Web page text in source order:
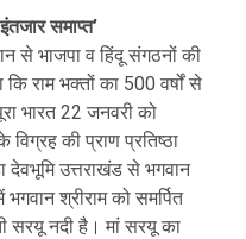
समाप्त’
से भाजपा व हिंदू संगठनों की
राम भक्तों का 500 वर्षों से
भारत 22 जनवरी को
विग्रह की प्राण प्रतिष्ठा
देवभूमि उत्तराखंड से भगवान
श्रीराम को समर्पित
सरयू नदी है। मां सरयू का